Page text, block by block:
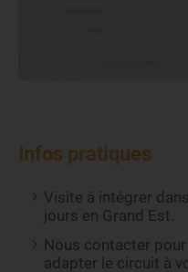
Infos pratiques
Visite à intégrer
jours en Grand Est.
Nous contacter
adapter le circuit à